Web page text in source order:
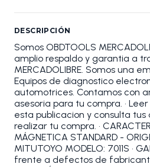
DESCRIPCIÓN
Somos OBDTOOLS
amplio respaldo y garantia a
MERCADOLIBRE. Somos una
Equipos de diagnostico
automotrices. Contamos con
asesoria para tu compra. •
esta publicacion y consulta
realizar tu compra. •
MÁGNETICA STANDARD -
MITUTOYO MODELO: 7011S •
frente a defectos de fabricante.